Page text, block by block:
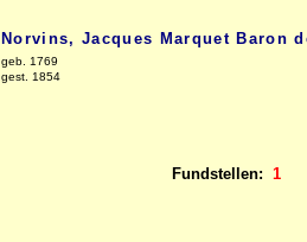
Norvins, Jacques Marquet Baron
geb. 1769
gest. 1854
Fundstellen: 1